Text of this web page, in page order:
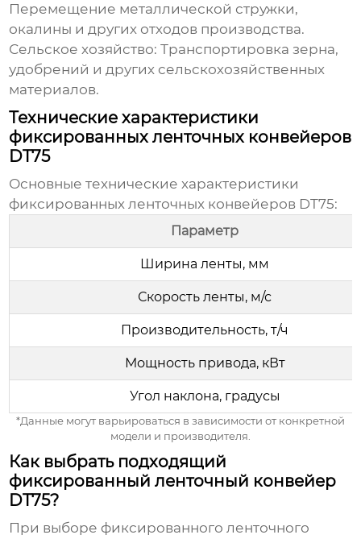
Перемещение металлической стружки,
окалины и других отходов производства.
Сельское хозяйство: Транспортировка зерна,
удобрений и других сельскохозяйственных
материалов.
Технические характеристики
фиксированных ленточных конвейеров
DT75
Основные технические характеристики
фиксированных ленточных конвейеров DT75:
Параметр
Ширина ленты, мм
Скорость ленты, м/с
Производительность, т/ч
Мощность привода, кВт
Угол наклона, градусы
*Данные могут варьироваться в зависимости от конкретной
модели и производителя.
Как выбрать подходящий
фиксированный ленточный конвейер
DT75?
При выборе фиксированного ленточного